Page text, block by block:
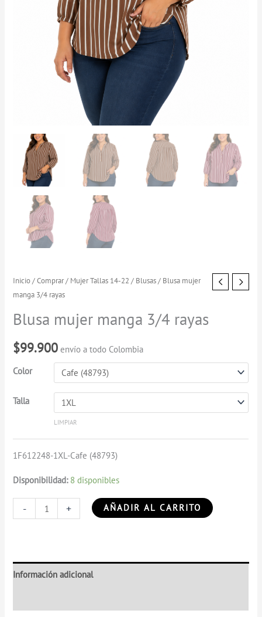
Inicio/Comprar/ Mujer Tallas 14-22 / Blusas/ Blusa mujer
manga 3/4 rayas
Blusa mujer manga 3/4 rayas
$99.900 envío a todo Colombia
Color
Talla
LIMPIAR
1F612248-1XL-Cafe (48793)
Disponibilidad: 8 disponibles
-
Blusa
mujer
manga
3/4
rayas
+ AÑADIR AL CARRITO
Información adicional